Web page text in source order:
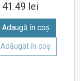
41.49 lei
Adaugă în coș
Adăugat în coș